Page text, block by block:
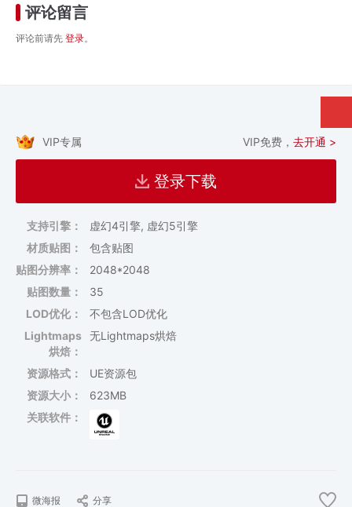
评论留言
评论前请先 登录。
VIP专属 VIP免费， 去开通 >
登录下载
支持引擎：
虚幻4引擎, 虚幻5引擎
材质贴图：
包含贴图
贴图分辨率：
2048*2048
贴图数量：
35
LOD优化：
不包含LOD优化
Lightmaps
烘焙：
无Lightmaps烘焙
资源格式：
UE资源包
资源大小：
623MB
关联软件：
微海报 分享